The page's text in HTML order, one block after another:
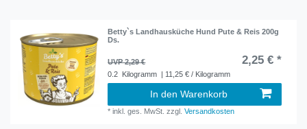
Betty`s Landhausküche Hund Pute & Reis 200g
Ds.
UVP 2,29 € 2,25 € *
0.2 Kilogramm | 11,25 € / Kilogramm
In den Warenkorb
*inkl. ges. MwSt. zzgl.Versandkosten